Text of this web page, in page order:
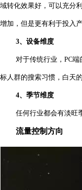
域转化效果好，可以充分
增加，但是更有利于投入产
3、设备维度
对于传统行业，PC端的
标人群的搜索习惯，白天
4、季节维度
任何行业都会有淡旺季
流量控制方向